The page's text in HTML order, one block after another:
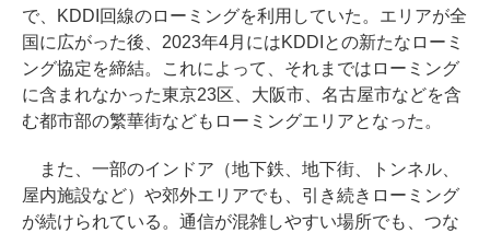
で、KDDI回線のローミングを利用していた。エリアが全
国に広がった後、2023年4月にはKDDIとの新たなローミ
ング協定を締結。これによって、それまではローミング
に含まれなかった東京23区、大阪市、名古屋市などを含
む都市部の繁華街などもローミングエリアとなった。
また、一部のインドア（地下鉄、地下街、トンネル、
屋内施設など）や郊外エリアでも、引き続きローミング
が続けられている。通信が混雑しやすい場所でも、つな